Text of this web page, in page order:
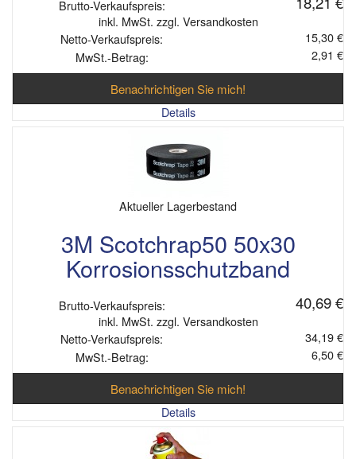
Brutto-Verkaufspreis:
inkl. MwSt. zzgl. Versandkosten
Netto-Verkaufspreis:
15,30 €
MwSt.-Betrag:
2,91 €
Benachrichtigen Sie mich!
Details
Aktueller Lagerbestand
3M Scotchrap50 50x30
Korrosionsschutzband
Brutto-Verkaufspreis: 40,69 €
inkl. MwSt. zzgl. Versandkosten
Netto-Verkaufspreis:
34,19 €
MwSt.-Betrag:
6,50 €
Benachrichtigen Sie mich!
Details